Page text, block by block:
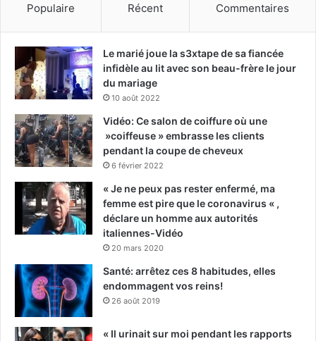
Populaire Récent Commentaires
Le marié joue la s3xtape de sa fiancée
infidèle au lit avec son beau-frère le jour
du mariage
10 août 2022
Vidéo: Ce salon de coiffure où une
»coiffeuse » embrasse les clients
pendant la coupe de cheveux
6 février 2022
« Je ne peux pas rester enfermé, ma
femme est pire que le coronavirus « ,
déclare un homme aux autorités
italiennes-Vidéo
20 mars 2020
Santé: arrêtez ces 8 habitudes, elles
endommagent vos reins!
26 août 2019
« Il urinait sur moi pendant les rapports